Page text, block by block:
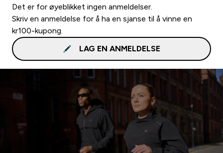
Det er for øyeblikket ingen anmeldelser.
Skriv en anmeldelse for å ha en sjanse til å vinne en
kr100-kupong.
LAG EN ANMELDELSE